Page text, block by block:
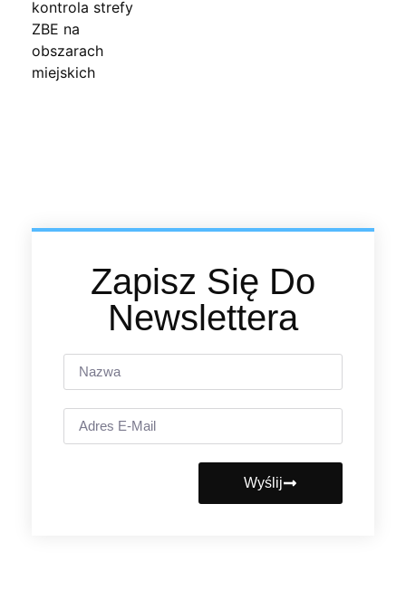
Zapisz Się Do
Newslettera
Wyślij